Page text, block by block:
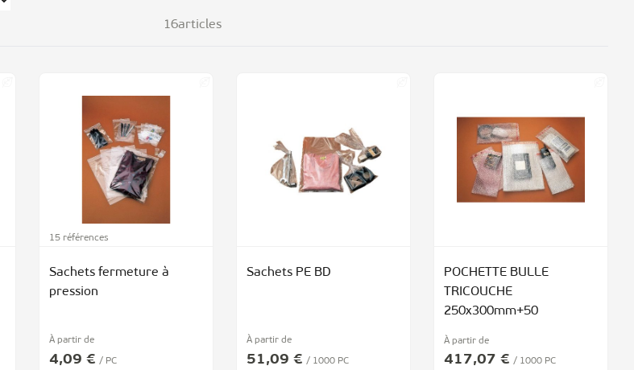
16articles
15 références
Sachets fermeture à
pression
À partir de
4,09 € / PC
Sachets PE BD
À partir de
51,09 € / 1000 PC
POCHETTE BULLE
TRICOUCHE
250x300mm+50
À partir de
417,07 € / 1000 PC